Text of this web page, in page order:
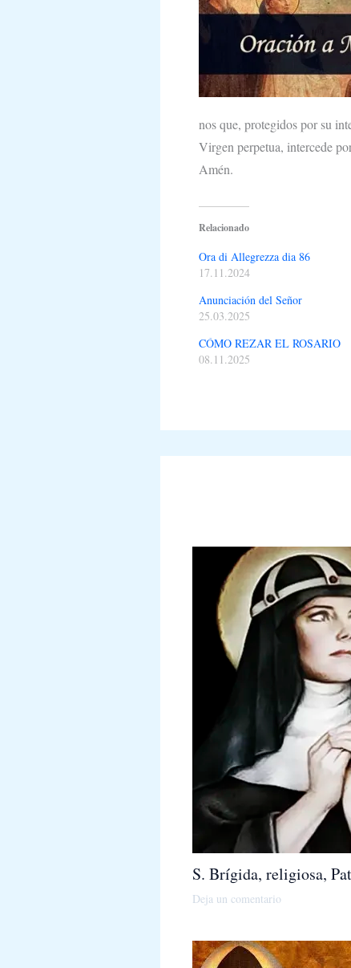
nos que, protegidos por su
Virgen perpetua, intercede
Amén.
Relacionado
Ora di Allegrezza dia 86
17.11.2024
Anunciación del Señor
25.03.2025
CÓMO REZAR EL ROSARIO
08.11.2025
S. Brígida, religiosa,
Deja un comentario